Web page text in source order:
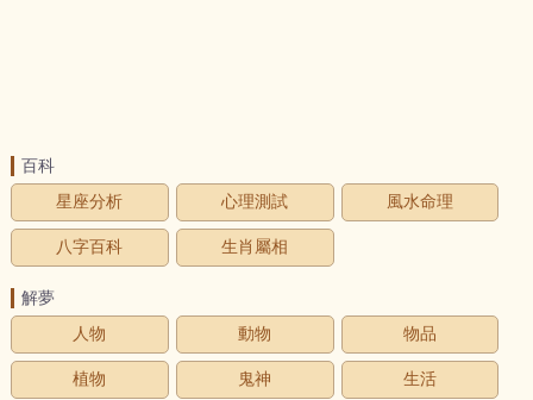
百科
星座分析
心理測試 風水命理
八字百科 生肖屬相
解夢
人物
動物 物品
植物 鬼神 生活